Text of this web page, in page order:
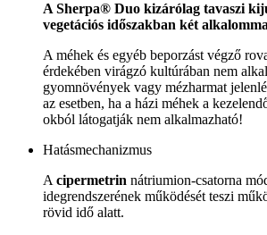
A Sherpa® Duo kizárólag tavaszi
vegetációs időszakban két
A méhek és egyéb beporzást végző
érdekében virágzó kultúrában nem
gyomnövények vagy mézharmat
az esetben, ha a házi méhek a
okból látogatják nem alkalmazható!
Hatásmechanizmus
Acipermetrin nátriumion-csatorna
idegrendszerének működését teszi
rövid idő alatt.